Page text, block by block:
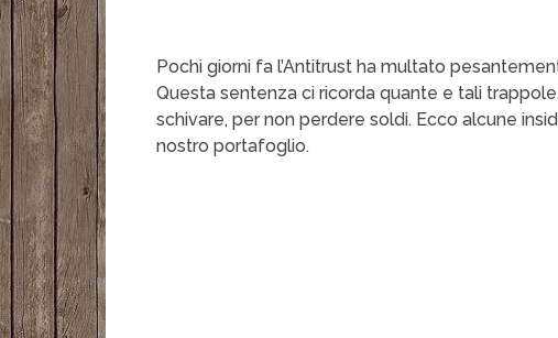
Pochi giorni fa l’Antitrust ha multato
Questa sentenza ci ricorda quante e tali
schivare, per non perdere soldi. Ecco alcune
nostro portafoglio.